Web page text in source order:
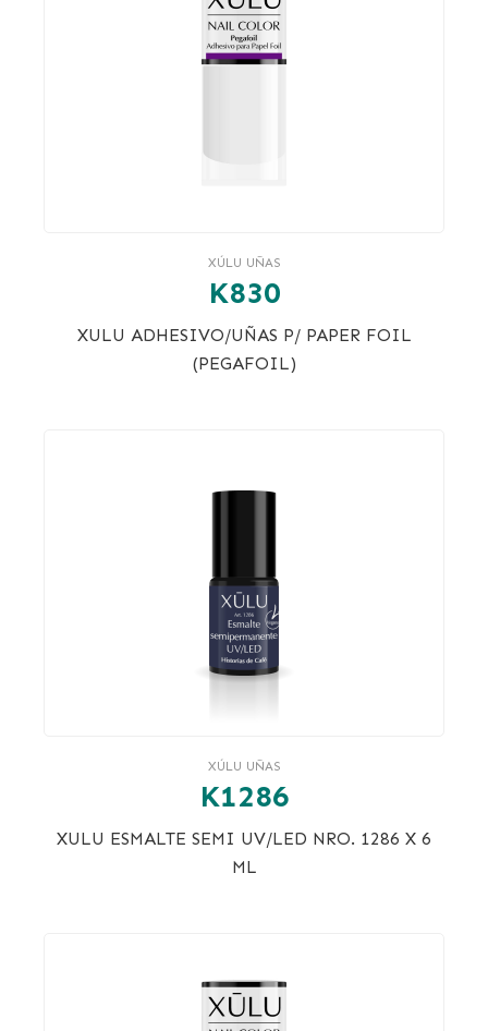
XÚLU UÑAS
K830
XULU ADHESIVO/UÑAS P/ PAPER FOIL
(PEGAFOIL)
XÚLU UÑAS
K1286
XULU ESMALTE SEMI UV/LED NRO. 1286 X 6
ML